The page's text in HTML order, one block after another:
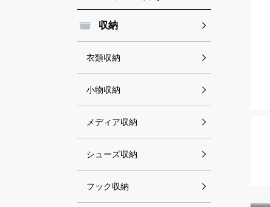
収納
衣類収納
小物収納
メディア収納
シューズ収納
フック収納